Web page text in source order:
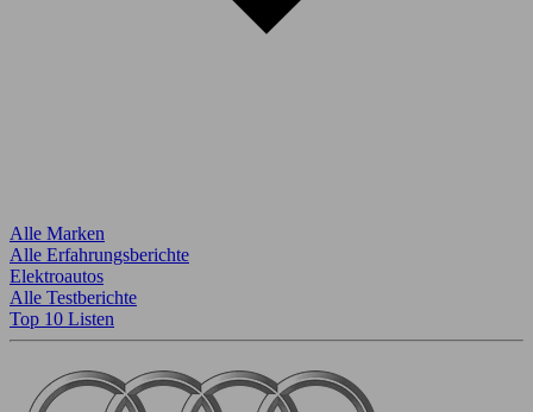
Alle Marken
Alle Erfahrungsberichte
Elektroautos
Alle Testberichte
Top 10 Listen